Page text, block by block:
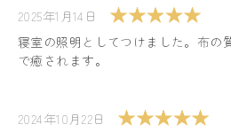
2025年1月14日
寝室の照明としてつけました。布の
で癒されます。
2024年10月22日